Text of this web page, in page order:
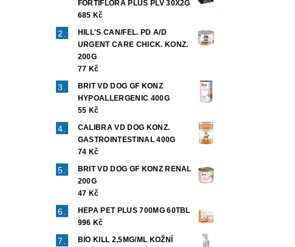
FORTIFLORA PLUS PLV 30X2G
685 Kč
HILL'S CAN/FEL. PD A/D
URGENT CARE CHICK. KONZ.
200G
77 Kč
BRIT VD DOG GF KONZ
HYPOALLERGENIC 400G
55 Kč
CALIBRA VD DOG KONZ.
GASTROINTESTINAL 400G
74 Kč
BRIT VD DOG GF KONZ RENAL
200G
47 Kč
HEPA PET PLUS 700MG 60TBL
996 Kč
BIO KILL 2,5MG/ML KOŽNÍ